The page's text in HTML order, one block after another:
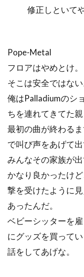
修正しといて
Pope-Metal
フロアはやめとけ。
そこは安全ではない
俺はPalladiumのシ
ちを連れてきてた親
最初の曲が終わる
で叫び声をあげて
みんなその家族が
かなり良かったけ
撃を受けたように
あったんだ。
ベビーシッターを
にグッズを買って
話をしてあげな。